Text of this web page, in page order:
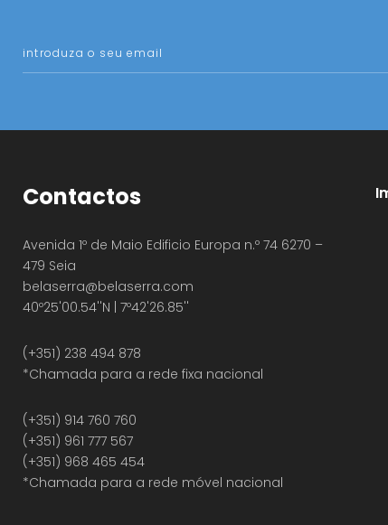
Contactos
Avenida 1º de Maio Edificio Europa n.º 74 6270 –
479 Seia
belaserra@belaserra.com
40º25'00.54''N | 7º42'26.85''
(+351) 238 494 878
*Chamada para a rede fixa nacional
(+351) 914 760 760
(+351) 961 777 567
(+351) 968 465 454
*Chamada para a rede móvel nacional